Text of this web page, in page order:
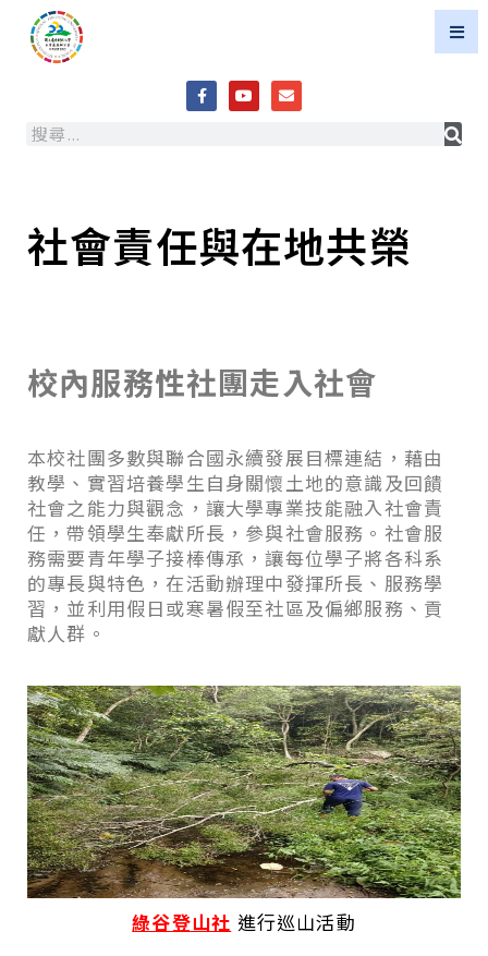
社會責任與在地共榮
校內服務性社團走入社會
本校社團多數與聯合國永續發展目標連結，藉由
教學、實習培養學生自身關懷土地的意識及回饋
社會之能力與觀念，讓大學專業技能融入社會責
任，帶領學生奉獻所長，參與社會服務。社會服
務需要青年學子接棒傳承，讓每位學子將各科系
的專長與特色，在活動辦理中發揮所長、服務學
習，並利用假日或寒暑假至社區及偏鄉服務、貢
獻人群。
綠谷登山社 進行巡山活動